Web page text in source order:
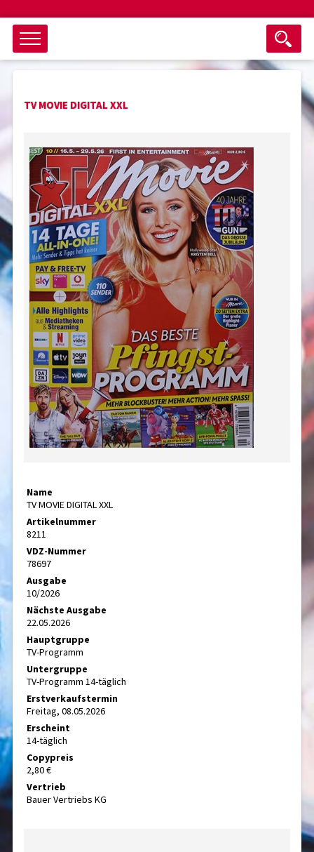
Objektsuche
als ganzes Wort suchen
keine eingestellten Titel
nur Titel im Angebot Suche zurücksetzen
Suchen
TV MOVIE DIGITAL XXL
Name
TV MOVIE DIGITAL XXL
Artikelnummer
8211
VDZ-Nummer
78697
Ausgabe
10/2026
Nächste Ausgabe
22.05.2026
Hauptgruppe
TV-Programm
Untergruppe
TV-Programm 14-täglich
Erstverkaufstermin
Freitag, 08.05.2026
Erscheint
14-täglich
Copypreis
2,80 €
Vertrieb
Bauer Vertriebs KG